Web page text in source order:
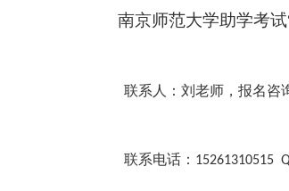
南京师范大学助学考试
联系人：刘老师，报名咨
联系电话： 15261310515